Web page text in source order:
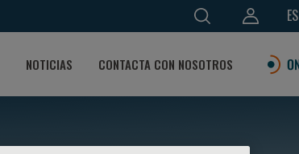
ES
NOTICIAS CONTACTA CON NOSOTROS